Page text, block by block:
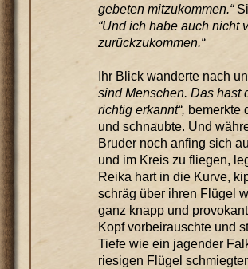
gebeten mitzukommen.“
“Und ich habe auch nicht
zurückzukommen.“
Ihr Blick wanderte nach
sind Menschen. Das hast
richtig erkannt“, bemerkte
und schnaubte. Und
Bruder noch anfing sich
und im Kreis zu fliegen,
Reika hart in die Kurve,
schräg über ihren Flügel
ganz knapp und
Kopf vorbeirauschte und
Tiefe wie ein jagender
riesigen Flügel